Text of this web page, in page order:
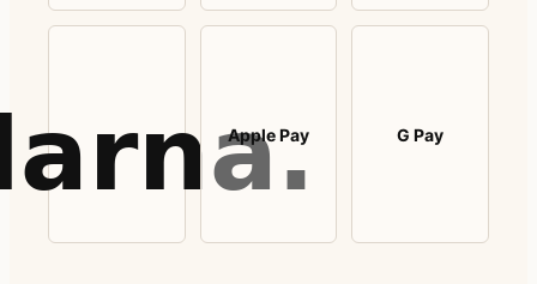
Apple Pay G Pay